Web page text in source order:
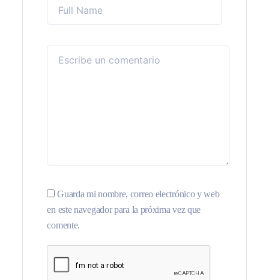
Guarda mi nombre, correo electrónico y web
en este navegador para la próxima vez que
comente.